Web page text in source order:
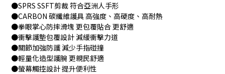
●SPRS SSFT剪裁 符合亞洲人手形
●CARBON 碳纖維護具 高強度、高硬度、高耐熱
●拳眼掌心防摔滑塊 更包覆貼合 更舒適
●衝擊護墊包覆設計 減緩衝擊力道
●關節加強防護 減少手指碰撞
●輕量化造型護腕 更親民舒適
●螢幕觸控設計 提升便利性